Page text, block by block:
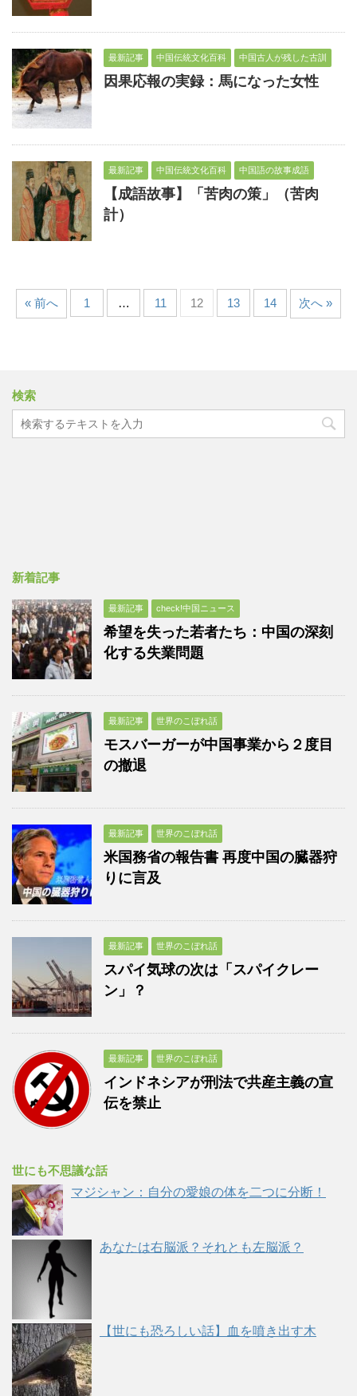
最新記事 中国伝統文化百科 中国古人が残した古訓
因果応報の実録：馬になった女性
最新記事 中国伝統文化百科 中国語の故事成語
【成語故事】「苦肉の策」（苦肉
計）
« 前へ 1 … 11 12 13 14 次へ »
検索
新着記事
最新記事 check!中国ニュース
希望を失った若者たち：中国の深刻
化する失業問題
最新記事 世界のこぼれ話
モスバーガーが中国事業から２度目
の撤退
最新記事 世界のこぼれ話
米国務省の報告書 再度中国の臓器狩
りに言及
最新記事 世界のこぼれ話
スパイ気球の次は「スパイクレー
ン」？
最新記事 世界のこぼれ話
インドネシアが刑法で共産主義の宣
伝を禁止
世にも不思議な話
マジシャン：自分の愛娘の体を二つに分断！
あなたは右脳派？それとも左脳派？
【世にも恐ろしい話】血を噴き出す木